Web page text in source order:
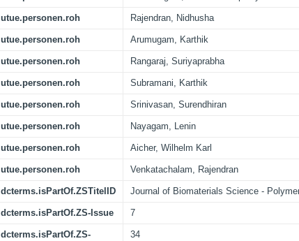
utue.personen.roh Rajendran, Nidhusha
utue.personen.roh Arumugam, Karthik
utue.personen.roh Rangaraj, Suriyaprabha
utue.personen.roh Subramani, Karthik
utue.personen.roh Srinivasan, Surendhiran
utue.personen.roh Nayagam, Lenin
utue.personen.roh Aicher, Wilhelm Karl
utue.personen.roh Venkatachalam, Rajendran
dcterms.isPartOf.ZSTitelID Journal of Biomaterials Science -
dcterms.isPartOf.ZS-Issue 7
dcterms.isPartOf.ZS-
34